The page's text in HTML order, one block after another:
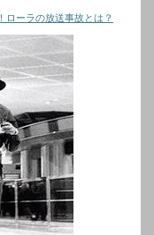
ローラの放送事故とは？